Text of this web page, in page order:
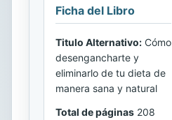
Ficha del Libro
Titulo Alternativo: Cómo
desengancharte y
eliminarlo de tu dieta de
manera sana y natural
Total de páginas 208